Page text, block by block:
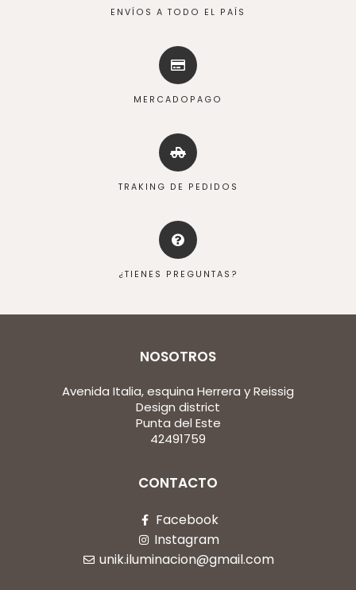
ENVÍOS A TODO EL PAÍS
MERCADOPAGO
TRAKING DE PEDIDOS
¿TIENES PREGUNTAS?
NOSOTROS
Avenida Italia, esquina Herrera y Reissig
Design district
Punta del Este
42491759
CONTACTO
Facebook
Instagram
unik.iluminacion@gmail.com